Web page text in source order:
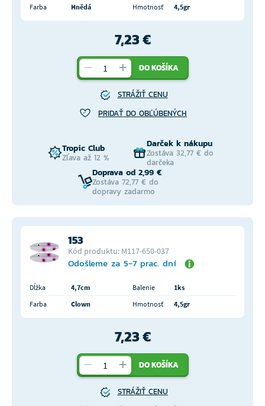
Farba
Hnědá Hmotnosť 4,5gr
7,23 €
DO KOŠÍKA
STRÁŽIŤ CENU
PRIDAŤ DO OBĽÚBENÝCH
Tropic Club
Zľava až 12 %
Darček k nákupu
Zostáva 32,77 € do
darčeka
Doprava od 2,99 €
Zostáva 72,77 € do
dopravy zadarmo
153
Kód produktu: M117-650-037
Odošleme za 5-7 prac. dní
Dĺžka 4,7cm Balenie
1ks
Farba
Clown Hmotnosť 4,5gr
7,23 €
DO KOŠÍKA
STRÁŽIŤ CENU